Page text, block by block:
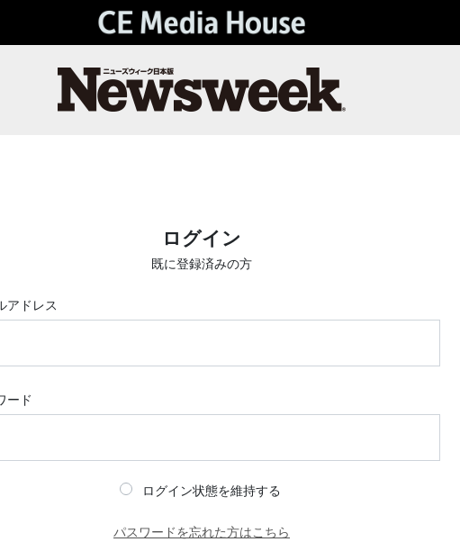
ログイン
既に登録済みの方
アドレス
ード
ログイン状態を維持する
パスワードを忘れた方はこちら